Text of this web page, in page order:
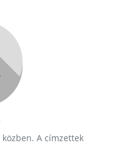
A címzettek